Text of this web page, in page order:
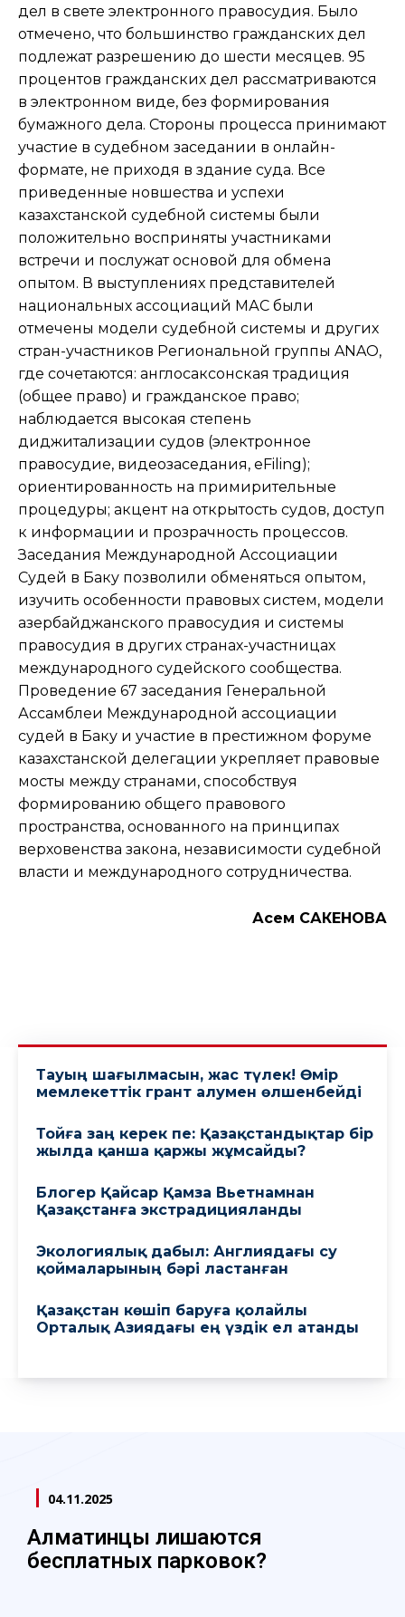
дел в свете электронного правосудия. Было
отмечено, что большинство гражданских дел
подлежат разрешению до шести месяцев. 95
процентов гражданских дел рассматриваются
в электронном виде, без формирования
бумажного дела. Стороны процесса принимают
участие в судебном заседании в онлайн-
формате, не приходя в здание суда. Все
приведенные новшества и успехи
казахстанской судебной системы были
положительно восприняты участниками
встречи и послужат основой для обмена
опытом. В выступлениях представителей
национальных ассоциаций МАС были
отмечены модели судебной системы и других
стран-участников Региональной группы ANAO,
где сочетаются: англосаксонская традиция
(общее право) и гражданское право;
наблюдается высокая степень
диджитализации судов (электронное
правосудие, видеозаседания, eFiling);
ориентированность на примирительные
процедуры; акцент на открытость судов, доступ
к информации и прозрачность процессов.
Заседания Международной Ассоциации
Судей в Баку позволили обменяться опытом,
изучить особенности правовых систем, модели
азербайджанского правосудия и системы
правосудия в других странах-участницах
международного судейского сообщества.
Проведение 67 заседания Генеральной
Ассамблеи Международной ассоциации
судей в Баку и участие в престижном форуме
казахстанской делегации укрепляет правовые
мосты между странами, способствуя
формированию общего правового
пространства, основанного на принципах
верховенства закона, независимости судебной
власти и международного сотрудничества.
Асем САКЕНОВА
Тауың шағылмасын, жас түлек! Өмiр
мемлекеттiк грант алумен өлшенбейдi
Тойға заң керек пе: Қазақстандықтар бір
жылда қанша қаржы жұмсайды?
Блогер Қайсар Қамза Вьетнамнан
Қазақстанға экстрадицияланды
Экологиялық дабыл: Англиядағы су
қоймаларының бәрі ластанған
Қазақстан көшіп баруға қолайлы
Орталық Азиядағы ең үздік ел атанды